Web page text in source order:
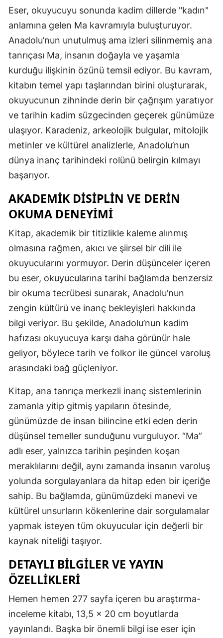
Eser, okuyucuyu sonunda kadim dillerde "kadın"
anlamına gelen Ma kavramıyla buluşturuyor.
Anadolu’nun unutulmuş ama izleri silinmemiş ana
tanrıçası Ma, insanın doğayla ve yaşamla
kurduğu ilişkinin özünü temsil ediyor. Bu kavram,
kitabın temel yapı taşlarından birini oluşturarak,
okuyucunun zihninde derin bir çağrışım yaratıyor
ve tarihin kadim süzgecinden geçerek günümüze
ulaşıyor. Karadeniz, arkeolojik bulgular, mitolojik
metinler ve kültürel analizlerle, Anadolu’nun
dünya inanç tarihindeki rolünü belirgin kılmayı
başarıyor.
AKADEMIK DISIPLIN VE DERIN
OKUMA DENEYIMI
Kitap, akademik bir titizlikle kaleme alınmış
olmasına rağmen, akıcı ve şiirsel bir dili ile
okuyucularını yormuyor. Derin düşünceler içeren
bu eser, okuyucularına tarihi bağlamda benzersiz
bir okuma tecrübesi sunarak, Anadolu’nun
zengin kültürü ve inanç bekleyişleri hakkında
bilgi veriyor. Bu şekilde, Anadolu’nun kadim
hafızası okuyucuya karşı daha görünür hale
geliyor, böylece tarih ve folkor ile güncel varoluş
arasındaki bağ güçleniyor.
Kitap, ana tanrıça merkezli inanç sistemlerinin
zamanla yitip gitmiş yapıların ötesinde,
günümüzde de insan bilincine etki eden derin
düşünsel temeller sunduğunu vurguluyor. “Ma”
adlı eser, yalnızca tarihin peşinden koşan
meraklılarını değil, aynı zamanda insanın varoluş
yolunda sorgulayanlara da hitap eden bir içeriğe
sahip. Bu bağlamda, günümüzdeki manevi ve
kültürel unsurların kökenlerine dair sorgulamalar
yapmak isteyen tüm okuyucular için değerli bir
kaynak niteliği taşıyor.
DETAYLI BILGILER VE YAYIN
ÖZELLIKLERI
Hemen hemen 277 sayfa içeren bu araştırma-
inceleme kitabı, 13,5 x 20 cm boyutlarda
yayınlandı. Başka bir önemli bilgi ise eser için